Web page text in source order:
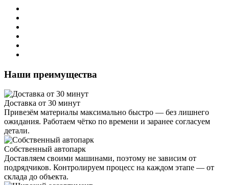
Наши преимущества
Доставка от 30 минут
Привезём материалы максимально быстро — без лишнего
ожидания. Работаем чётко по времени и заранее согласуем
детали.
Собственный автопарк
Доставляем своими машинами, поэтому не зависим от
подрядчиков. Контролируем процесс на каждом этапе — от
склада до объекта.